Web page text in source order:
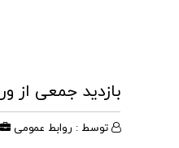
بازدید جمعی از
توسط : روابط عمومی